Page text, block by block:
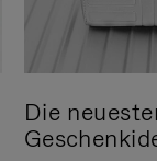
Die